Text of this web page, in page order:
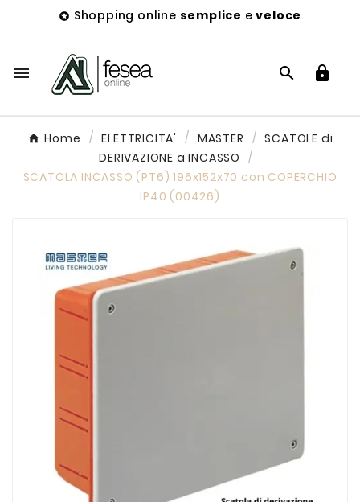
 Shopping online semplice eveloce
  
Home ELETTRICITA' MASTER
SCATOLE di
DERIVAZIONE a INCASSO
SCATOLA INCASSO (PT6) 196x152x70 con COPERCHIO
IP40 (00426)